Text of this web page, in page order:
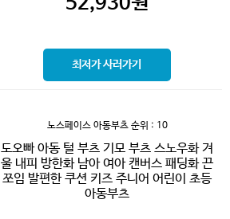
최저가 사러가기
노스페이스 아동부츠순위 : 10
도오빠 아동 털 부츠 기모 부츠 스노우화 겨
울 내피 방한화 남아 여아 캔버스 패딩화 끈
쪼임 발편한 쿠션 키즈 주니어 어린이 초등
아동부츠